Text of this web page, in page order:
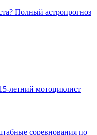
Полный астропрогноз
летний мотоциклист
соревнования по